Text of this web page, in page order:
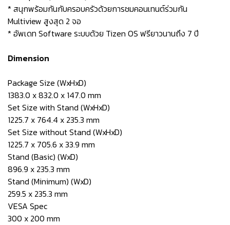
* สนุกพร้อมกันกับครอบครัวด้วยการชมคอนเทนต์ร่วมกัน
Multiview สูงสุด 2 จอ
* อัพเดท Software ระบบด้วย Tizen OS ฟรียาวนานถึง 7 ปี
Dimension
Package Size (WxHxD)
1383.0 x 832.0 x 147.0 mm
Set Size with Stand (WxHxD)
1225.7 x 764.4 x 235.3 mm
Set Size without Stand (WxHxD)
1225.7 x 705.6 x 33.9 mm
Stand (Basic) (WxD)
896.9 x 235.3 mm
Stand (Minimum) (WxD)
259.5 x 235.3 mm
VESA Spec
300 x 200 mm